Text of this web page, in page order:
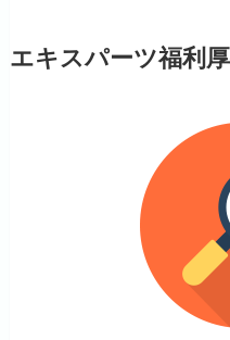
エキスパーツ福利